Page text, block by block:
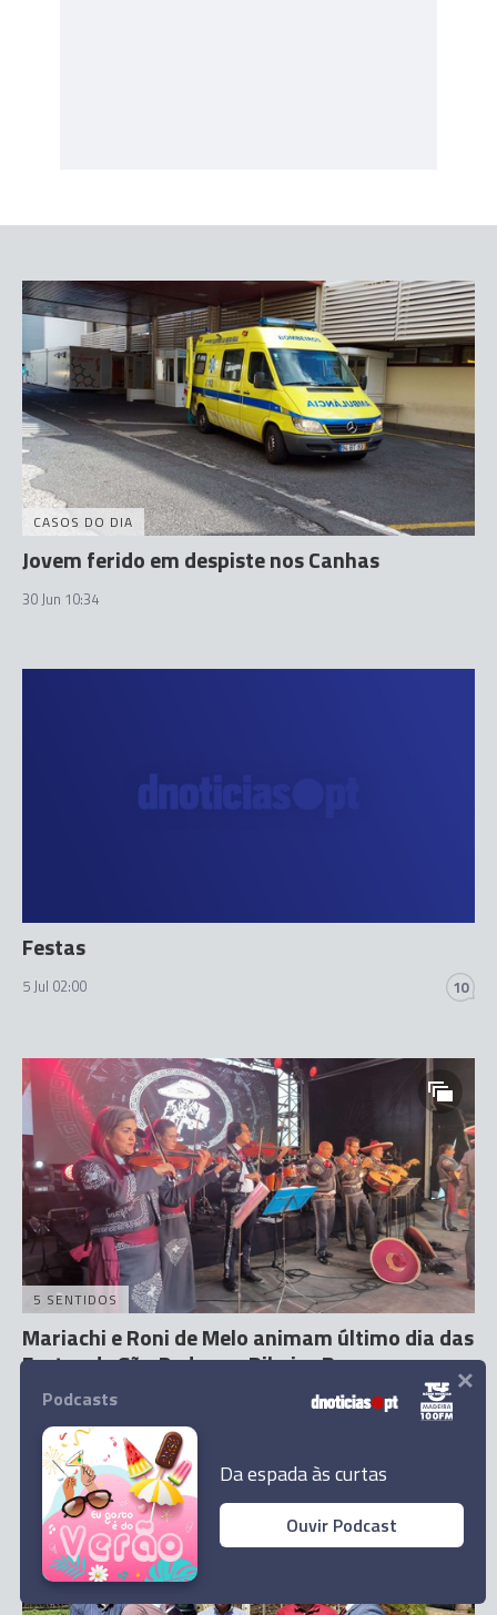
CASOS DO DIA
Jovem ferido em despiste nos Canhas
30 Jun 10:34
Festas
5 Jul 02:00 10
5 SENTIDOS
Mariachi e Roni de Melo animam último dia das
Festas de São Pedro na Ribeira Brava
1 Jul 23:24
Podcasts
Da espada às curtas
Ouvir Podcast
×